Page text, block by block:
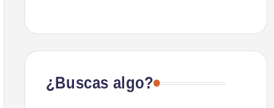
¿Buscas algo?